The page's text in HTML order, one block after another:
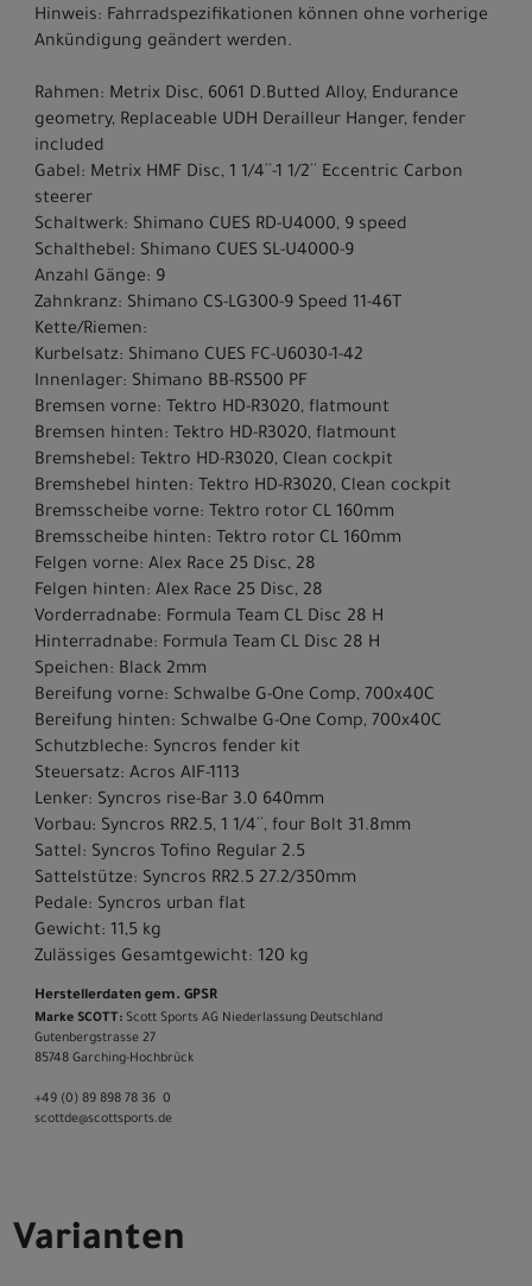
Hinweis: Fahrradspezifikationen können ohne vorherige
Ankündigung geändert werden.
Rahmen: Metrix Disc, 6061 D.Butted Alloy, Endurance
geometry, Replaceable UDH Derailleur Hanger, fender
included
Gabel: Metrix HMF Disc, 1 1/4´´-1 1/2´´ Eccentric Carbon
steerer
Schaltwerk: Shimano CUES RD-U4000, 9 speed
Schalthebel: Shimano CUES SL-U4000-9
Anzahl Gänge: 9
Zahnkranz: Shimano CS-LG300-9 Speed 11-46T
Kette/Riemen:
Kurbelsatz: Shimano CUES FC-U6030-1-42
Innenlager: Shimano BB-RS500 PF
Bremsen vorne: Tektro HD-R3020, flatmount
Bremsen hinten: Tektro HD-R3020, flatmount
Bremshebel: Tektro HD-R3020, Clean cockpit
Bremshebel hinten: Tektro HD-R3020, Clean cockpit
Bremsscheibe vorne: Tektro rotor CL 160mm
Bremsscheibe hinten: Tektro rotor CL 160mm
Felgen vorne: Alex Race 25 Disc, 28
Felgen hinten: Alex Race 25 Disc, 28
Vorderradnabe: Formula Team CL Disc 28 H
Hinterradnabe: Formula Team CL Disc 28 H
Speichen: Black 2mm
Bereifung vorne: Schwalbe G-One Comp, 700x40C
Bereifung hinten: Schwalbe G-One Comp, 700x40C
Schutzbleche: Syncros fender kit
Steuersatz: Acros AIF-1113
Lenker: Syncros rise-Bar 3.0 640mm
Vorbau: Syncros RR2.5, 1 1/4´´, four Bolt 31.8mm
Sattel: Syncros Tofino Regular 2.5
Sattelstütze: Syncros RR2.5 27.2/350mm
Pedale: Syncros urban flat
Gewicht: 11,5 kg
Zulässiges Gesamtgewicht: 120 kg
Herstellerdaten gem. GPSR
Marke SCOTT: Scott Sports AG Niederlassung Deutschland
Gutenbergstrasse 27
85748 Garching-­Hochbrück
+49 (0) 89 898 78 36 ­ 0
scott­de@scott­sports.de
Varianten